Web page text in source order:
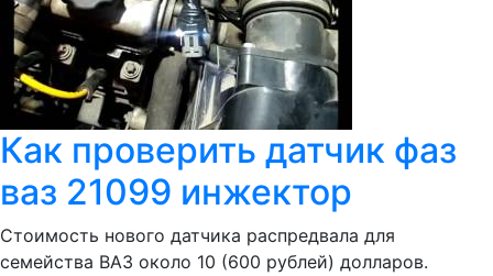
Как проверить датчик фаз
ваз 21099 инжектор
Стоимость нового датчика распредвала для
семейства ВАЗ около 10 (600 рублей) долларов.